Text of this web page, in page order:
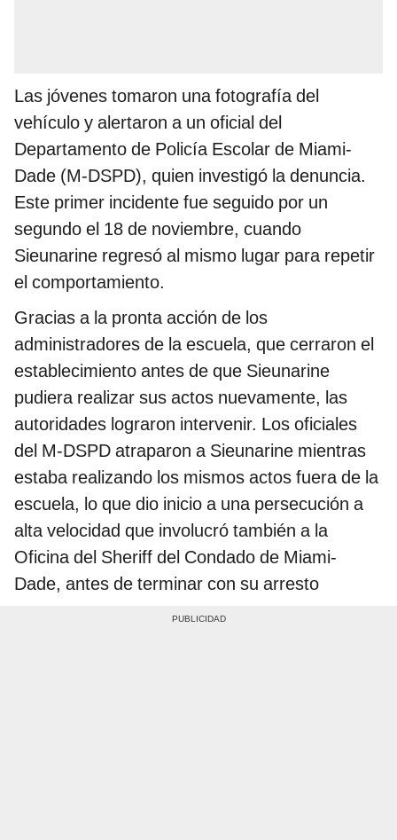
Las jóvenes tomaron una fotografía del
vehículo y alertaron a un oficial del
Departamento de Policía Escolar de Miami-
Dade (M-DSPD), quien investigó la denuncia.
Este primer incidente fue seguido por un
segundo el 18 de noviembre, cuando
Sieunarine regresó al mismo lugar para repetir
el comportamiento.
Gracias a la pronta acción de los
administradores de la escuela, que cerraron el
establecimiento antes de que Sieunarine
pudiera realizar sus actos nuevamente, las
autoridades lograron intervenir. Los oficiales
del M-DSPD atraparon a Sieunarine mientras
estaba realizando los mismos actos fuera de la
escuela, lo que dio inicio a una persecución a
alta velocidad que involucró también a la
Oficina del Sheriff del Condado de Miami-
Dade, antes de terminar con su arresto